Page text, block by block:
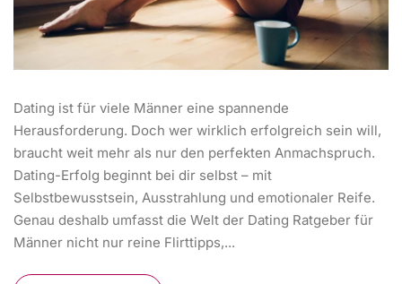
Dating ist für viele Männer eine spannende
Herausforderung. Doch wer wirklich erfolgreich sein will,
braucht weit mehr als nur den perfekten Anmachspruch.
Dating-Erfolg beginnt bei dir selbst – mit
Selbstbewusstsein, Ausstrahlung und emotionaler Reife.
Genau deshalb umfasst die Welt der Dating Ratgeber für
Männer nicht nur reine Flirttipps,...